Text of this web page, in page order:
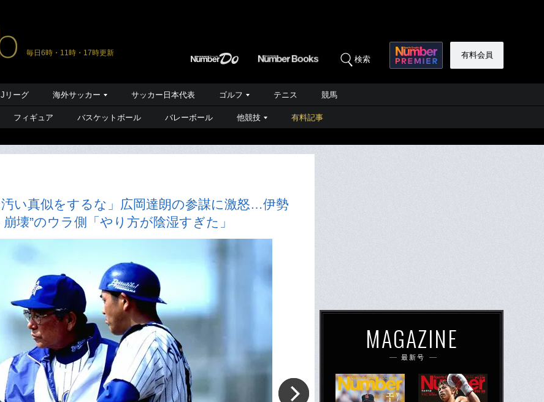
毎日6時・11時・17時更新
検索 有料会員
Jリーグ 海外サッカー サッカー日本代表 ゴルフ テニス 競馬
フィギュア バスケットボール バレーボール 他競技 有料記事
い真似をするな」広岡達朗の参謀に激怒…伊勢
壊”のウラ側「やり方が陰湿すぎた」
MAGAZINE
最新号